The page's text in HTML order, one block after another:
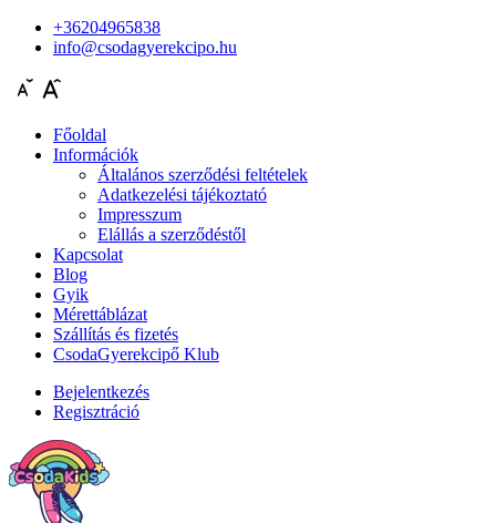
+36204965838
info@csodagyerekcipo.hu
Főoldal
Információk
Általános szerződési feltételek
Adatkezelési tájékoztató
Impresszum
Elállás a szerződéstől
Kapcsolat
Blog
Gyik
Mérettáblázat
Szállítás és fizetés
CsodaGyerekcipő Klub
Bejelentkezés
Regisztráció